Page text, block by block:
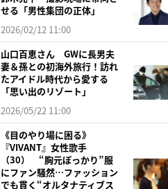
せる「男性集団の正体」
2026/02/12 11:00
山口百恵さん GWに長男夫
妻＆孫との初海外旅行！訪れ
たアイドル時代から愛する
「思い出のリゾート」
2026/05/22 11:00
《目のやり場に困る》
『VIVANT』女性歌手
（30） “胸元ぽっかり”服
にファン騒然…ファッション
でも貫く“オルタナティブス